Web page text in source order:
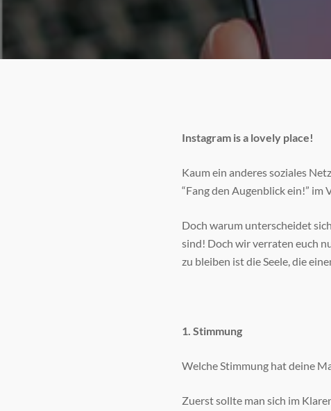
Instagram is a lovely place!
Kaum ein anderes soziales
“Fang den Augenblick ein!” im
Doch warum unterscheidet
sind! Doch wir verraten euch
zu bleiben ist die Seele, die
1. Stimmung
Welche Stimmung hat deine
Zuerst sollte man sich im